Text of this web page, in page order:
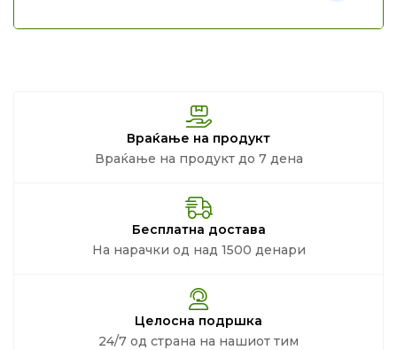
Враќање на продукт
Враќање на продукт до 7 дена
Бесплатна достава
На нарачки од над 1500 денари
Целосна подршка
24/7 од страна на нашиот тим